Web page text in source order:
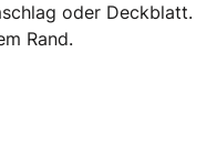
oder Deckblatt.
Rand.